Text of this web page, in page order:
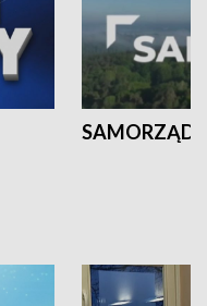
SAMORZĄD